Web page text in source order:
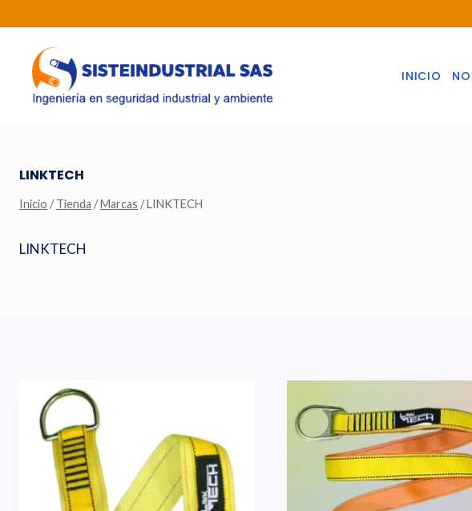
al
contenido
INICIO
LINKTECH
Inicio / Tienda /Marcas /LINKTECH
LINKTECH